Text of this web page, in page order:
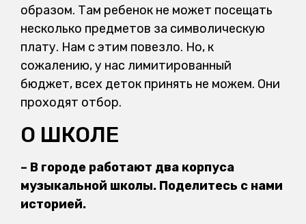
образом. Там ребенок не может посещать
несколько предметов за символическую
плату. Нам с этим повезло. Но, к
сожалению, у нас лимитированный
бюджет, всех деток принять не можем. Они
проходят отбор.
О ШКОЛЕ
– В городе работают два корпуса
музыкальной школы. Поделитесь с нами
историей.